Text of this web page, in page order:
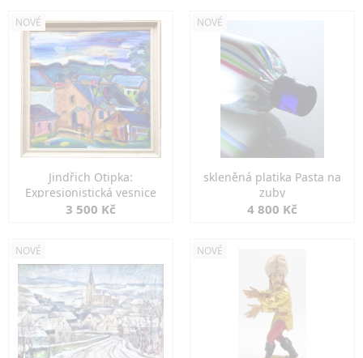
NOVÉ
Jindřich Otipka:
Expresionistická vesnice
3 500 Kč
NOVÉ
skleněná platika Pasta na
zuby
4 800 Kč
NOVÉ NOVÉ